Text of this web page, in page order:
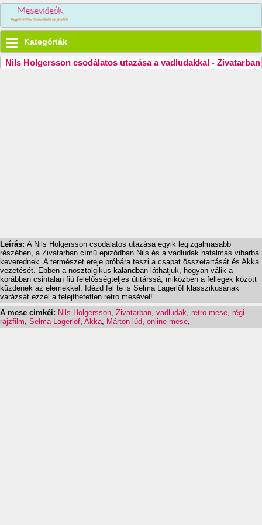
Kategóriák
Nils Holgersson csodálatos utazása a vadludakkal - Zivatarban
Leírás: A Nils Holgersson csodálatos utazása egyik legizgalmasabb
részében, a Zivatarban című epizódban Nils és a vadludak hatalmas viharba
keverednek. A természet ereje próbára teszi a csapat összetartását és Akka
vezetését. Ebben a nosztalgikus kalandban láthatjuk, hogyan válik a
korábban csintalan fiú felelősségteljes útitárssá, miközben a fellegek között
küzdenek az elemekkel. Idézd fel te is Selma Lagerlöf klasszikusának
varázsát ezzel a felejthetetlen retro mesével!
A mese cimkéi: Nils Holgersson Zivatarban vadludak retro mese régi
rajzfilm Selma Lagerlöf Akka Márton lúd online mese